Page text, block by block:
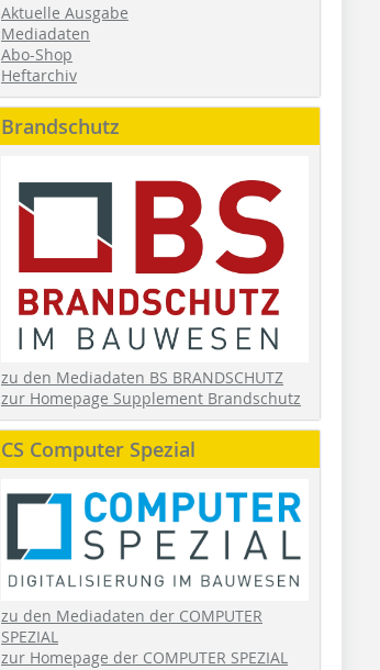
Aktuelle Ausgabe
Mediadaten
Abo-Shop
Heftarchiv
Brandschutz
zu den Mediadaten BS BRANDSCHUTZ
zur Homepage Supplement Brandschutz
CS Computer Spezial
zu den Mediadaten der COMPUTER
SPEZIAL
zur Homepage der COMPUTER SPEZIAL